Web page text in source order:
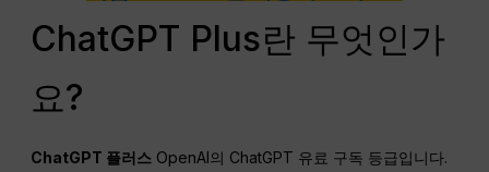
ChatGPT Plus란 무엇인가
요?
ChatGPT 플러스 OpenAI의 ChatGPT 유료 구독 등급입니다.